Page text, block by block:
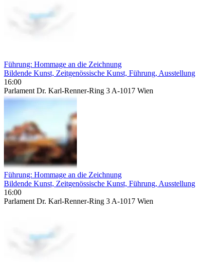
Führung: Hommage an die Zeichnung
Bildende Kunst, Zeitgenössische Kunst, Führung, Ausstellung
16:00
Parlament Dr. Karl-Renner-Ring 3 A-1017 Wien
Führung: Hommage an die Zeichnung
Bildende Kunst, Zeitgenössische Kunst, Führung, Ausstellung
16:00
Parlament Dr. Karl-Renner-Ring 3 A-1017 Wien